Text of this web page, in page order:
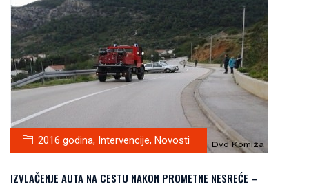
2016 godina, Intervencije, Novosti
IZVLAČENJE AUTA NA CESTU NAKON PROMETNE NESREĆE –